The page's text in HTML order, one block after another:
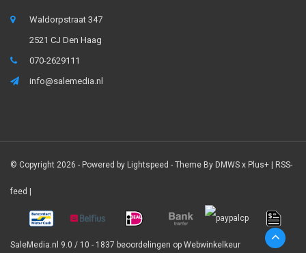
Waldorpstraat 347
2521 CJ Den Haag
070-2629111
info@salemedia.nl
© Copyright 2026 - Powered by Lightspeed - Theme By DMWS x Plus+ RSS-
feed
SaleMedia.nl 9.0 / 10 - 1837 beoordelingen op Webwinkelkeur